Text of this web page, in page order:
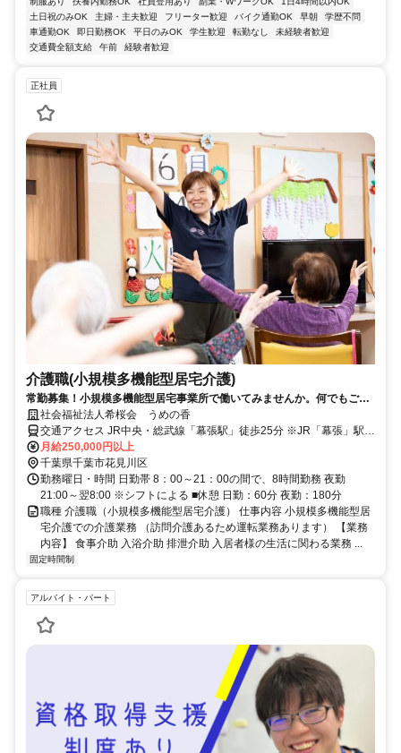
土日祝のみOK
主婦・主夫歓迎 フリーター歓迎 バイク通勤OK 早朝
学歴不問
車通勤OK
即日勤務OK 平日のみOK 学生歓迎 転勤なし
未経験者歓迎
交通費全額支給
午前 経験者歓迎
正社員
介護職(小規模多機能型居宅介護)
常勤募集！小規模多機能型居宅事業所で働いてみませんか。何でもご相
談下さい！
社会福祉法人希桜会 うめの香
交通アクセス JR中央・総武線「幕張駅」徒歩25分 ※JR「幕張」駅よ
り無料の送迎があります。
月給250,000円以上
千葉県千葉市花見川区
勤務曜日・時間 日勤帯 8：00～21：00の間で、8時間勤務 夜勤
21:00～翌8:00 ※シフトによる ■休憩 日勤：60分 夜勤：180分
職種 介護職（小規模多機能型居宅介護） 仕事内容 小規模多機能型居
宅介護での介護業務 （訪問介護あるため運転業務あります） 【業務
内容】 食事介助 入浴介助 排泄介助 入居者様の生活に関わる業務 ...
固定時間制
アルバイト・パート